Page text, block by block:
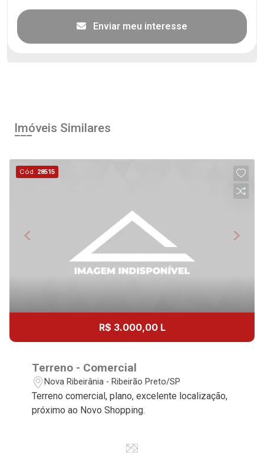
Enviar meu interesse
Imóveis Similares
Cód. 28515
R$ 3.000,00 L
Terreno - Comercial
Nova Ribeirânia - Ribeirão Preto/SP
Terreno comercial, plano, excelente localização,
próximo ao Novo Shopping.